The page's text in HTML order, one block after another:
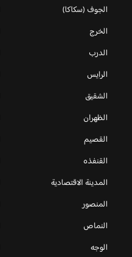
الجوف (سكاكا)
الخرج
الدرب
الرايس
الشقيق
الظهران
القصيم
القنفذه
المدينة الاقتصادية
المنصور
النماص
الوجه